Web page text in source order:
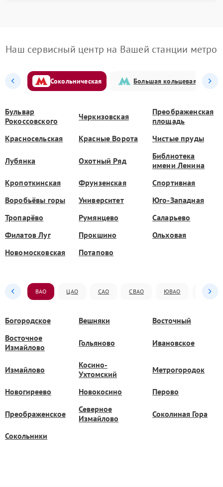
Наш сервисный центр на Вашей станции метро
Сокольническая Большая кольцевая
Бульвар
Рокоссовского
Черкизовская
Преображенская
площадь
Красносельская
Красные Ворота Чистые пруды
Лубянка Охотный Ряд
Библиотека
имени Ленина
Кропоткинская
Фрунзенская
Спортивная
Воробьёвы горы
Университет
Юго-Западная
Тропарёво
Румянцево
Саларьево
Филатов Луг
Прокшино
Ольховая
Новомосковская
Потапово
ВАО ЦАО САО СВАО ЮВАО ЮАО
Богородское Вешняки
Восточный
Восточное
Измайлово
Гольяново Ивановское
Измайлово
Косино-
Ухтомский
Метрогородок
Новогиреево Новокосино Перово
Преображенское
Северное
Измайлово
Соколиная Гора
Сокольники